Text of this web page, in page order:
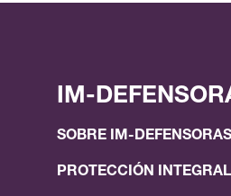
IM-
SOBRE IM-DEFENSORAS
PROTECCIÓN